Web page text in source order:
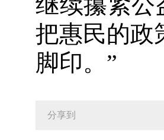
把惠民的政
脚印。”
分享到